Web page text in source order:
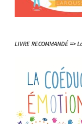
LIVRE RECOMMANDÉ